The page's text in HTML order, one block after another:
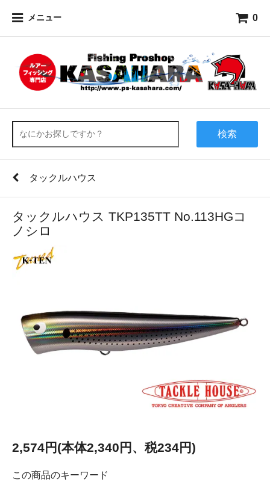
メニュー 0
検索
タックルハウス
タックルハウス TKP135TT No.113HGコ
ノシロ
2,574円(本体2,340円、税234円)
この商品のキーワード